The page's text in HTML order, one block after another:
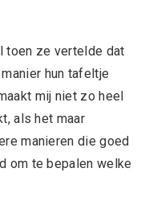
toen ze vertelde dat
hun tafeltje
mij niet zo heel
als het maar
manieren die goed
om te bepalen welke